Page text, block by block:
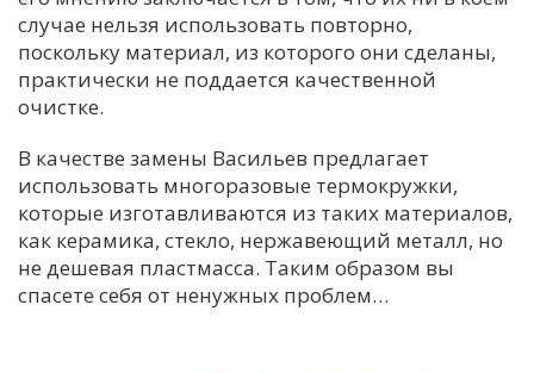
случае нельзя использовать повторно,
поскольку материал, из которого они сделаны,
практически не поддается качественной
очистке.
В качестве замены Васильев предлагает
использовать многоразовые термокружки,
которые изготавливаются из таких материалов,
как керамика, стекло, нержавеющий металл, но
не дешевая пластмасса. Таким образом вы
спасете себя от ненужных проблем…